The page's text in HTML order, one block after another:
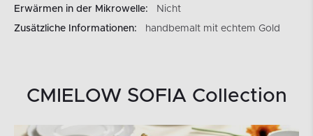
Erwärmen in der Mikrowelle:
Nicht
Zusätzliche Informationen:
handbemalt mit echtem Gold
CMIELOW SOFIA Collection